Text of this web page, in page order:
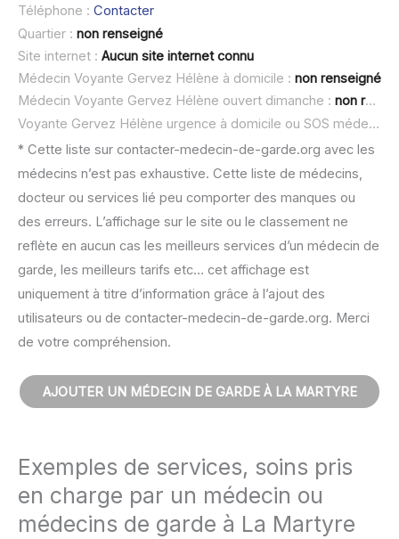
Téléphone : Contacter
Quartier : non renseigné
Site internet : Aucun site internet connu
Médecin Voyante Gervez Hélène à domicile : non renseigné
Médecin Voyante Gervez Hélène ouvert dimanche : non renseigné
Voyante Gervez Hélène urgence à domicile ou SOS médecin :
* Cette liste sur contacter-medecin-de-garde.org avec les
médecins n’est pas exhaustive. Cette liste de médecins,
docteur ou services lié peu comporter des manques ou
des erreurs. L’affichage sur le site ou le classement ne
reflète en aucun cas les meilleurs services d’un médecin de
garde, les meilleurs tarifs etc… cet affichage est
uniquement à titre d’information grâce à l’ajout des
utilisateurs ou de contacter-medecin-de-garde.org. Merci
de votre compréhension.
AJOUTER UN MÉDECIN DE GARDE À LA MARTYRE
Exemples de services, soins pris
en charge par un médecin ou
médecins de garde à La Martyre